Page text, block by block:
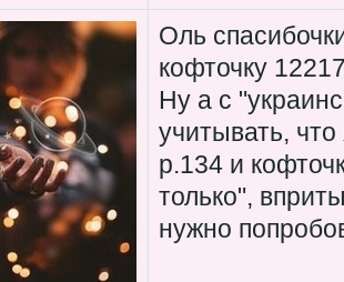
Оль
кофточку
Ну а с
учитывать,
р.134 и
только",
нужно